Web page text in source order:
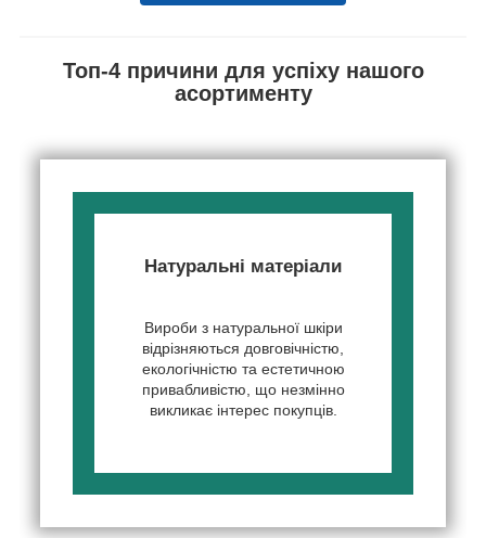
Топ-4 причини для успіху нашого
асортименту
Натуральні матеріали
Вироби з натуральної шкіри
відрізняються довговічністю,
екологічністю та естетичною
привабливістю, що незмінно
викликає інтерес покупців.